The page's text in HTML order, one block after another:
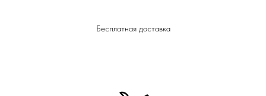
Бесплатная доставка